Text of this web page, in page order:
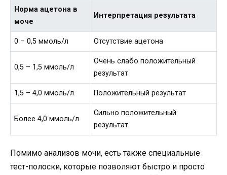
Норма ацетона в
моче
Интерпретация результата
0 – 0,5 ммоль/л Отсутствие ацетона
0,5 – 1,5 ммоль/л
Очень слабо положительный
результат
1,5 – 4,0 ммоль/л Положительный результат
Более 4,0 ммоль/л
Сильно положительный
результат
Помимо анализов мочи, есть также специальные
тест-полоски, которые позволяют быстро и просто